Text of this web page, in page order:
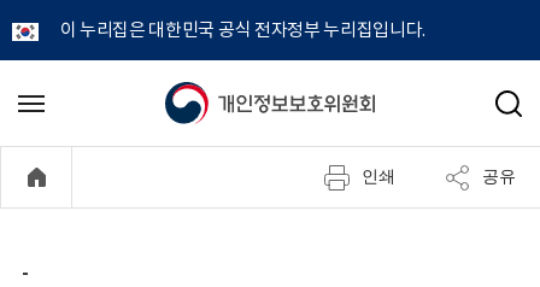
이 누리집은 대한민국 공식 전자정부 누리집입니다.
개
정
메
기
검
인쇄 공유
-